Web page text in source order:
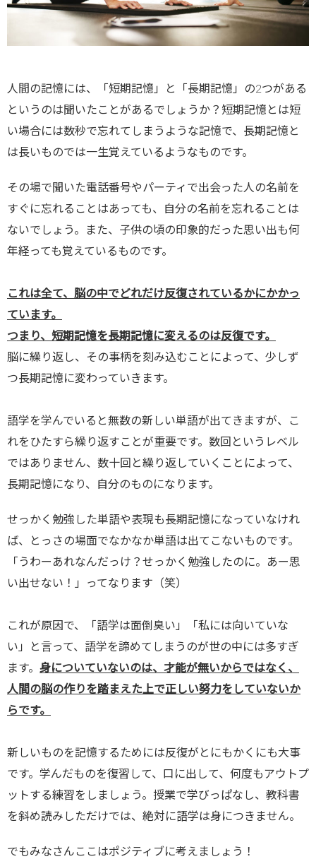
人間の記憶には、「短期記憶」と「長期記憶」の2つがある
というのは聞いたことがあるでしょうか？短期記憶とは短
い場合には数秒で忘れてしまうような記憶で、長期記憶と
は長いものでは一生覚えているようなものです。
その場で聞いた電話番号やパーティで出会った人の名前を
すぐに忘れることはあっても、自分の名前を忘れることは
ないでしょう。また、子供の頃の印象的だった思い出も何
年経っても覚えているものです。
これは全て、脳の中でどれだけ反復されているかにかかっ
ています。
つまり、短期記憶を長期記憶に変えるのは反復です。
脳に繰り返し、その事柄を刻み込むことによって、少しず
つ長期記憶に変わっていきます。
語学を学んでいると無数の新しい単語が出てきますが、こ
れをひたすら繰り返すことが重要です。数回というレベル
ではありません、数十回と繰り返していくことによって、
長期記憶になり、自分のものになります。
せっかく勉強した単語や表現も長期記憶になっていなけれ
ば、とっさの場面でなかなか単語は出てこないものです。
「うわーあれなんだっけ？せっかく勉強したのに。あー思
い出せない！」ってなります（笑）
これが原因で、「語学は面倒臭い」「私には向いていな
い」と言って、語学を諦めてしまうのが世の中には多すぎ
ます。 身についていないのは、才能が無いからではなく、
人間の脳の作りを踏まえた上で正しい努力をしていないか
らです。
新しいものを記憶するためには反復がとにもかくにも大事
です。学んだものを復習して、口に出して、何度もアウトプ
ットする練習をしましょう。授業で学びっぱなし、教科書
を斜め読みしただけでは、絶対に語学は身につきません。
でもみなさんここはポジティブに考えましょう！